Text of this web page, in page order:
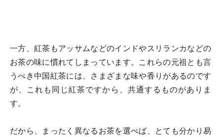
一方、紅茶もアッサムなどのインドやスリランカなどの
お茶の味に慣れてしまっています。これらの元祖とも言
うべき中国紅茶には、さまざまな味や香りがあるのです
が、これも同じ紅茶ですから、共通するものがありま
す。
だから、まったく異なるお茶を選べば、とても分かり易